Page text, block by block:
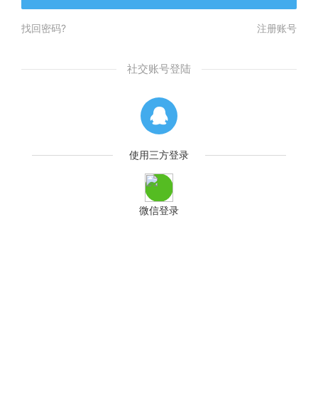
找回密码? 注册账号
社交账号登陆
使用三方登录
微信登录